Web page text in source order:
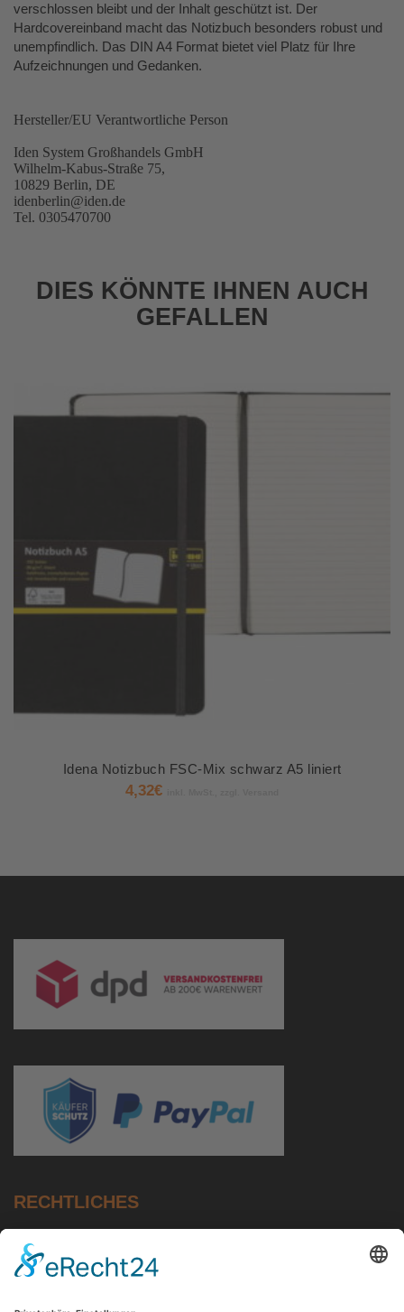
verschlossen bleibt und der Inhalt geschützt ist. Der
Hardcovereinband macht das Notizbuch besonders robust und
unempfindlich. Das DIN A4 Format bietet viel Platz für Ihre
Aufzeichnungen und Gedanken.
Hersteller/EU Verantwortliche Person
Iden System Großhandels GmbH
Wilhelm-Kabus-Straße 75,
10829 Berlin, DE
idenberlin@iden.de
Tel. 0305470700
DIES KÖNNTE IHNEN AUCH
GEFALLEN
Idena Notizbuch FSC-Mix schwarz A5 liniert
4,32€
RECHTLICHES
Impressum